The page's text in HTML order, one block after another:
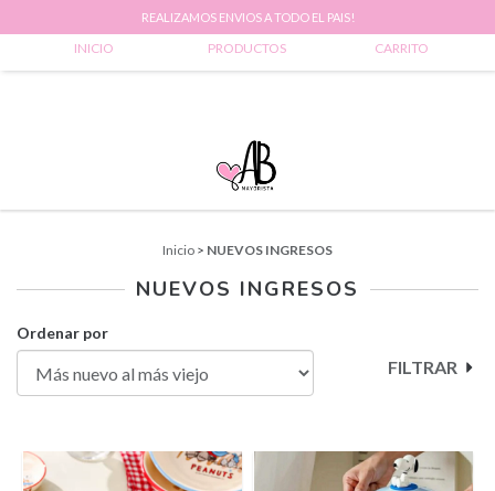
REALIZAMOS ENVIOS A TODO EL PAIS!
INICIO PRODUCTOS CARRITO
Inicio > NUEVOS INGRESOS
NUEVOS INGRESOS
Ordenar por
FILTRAR